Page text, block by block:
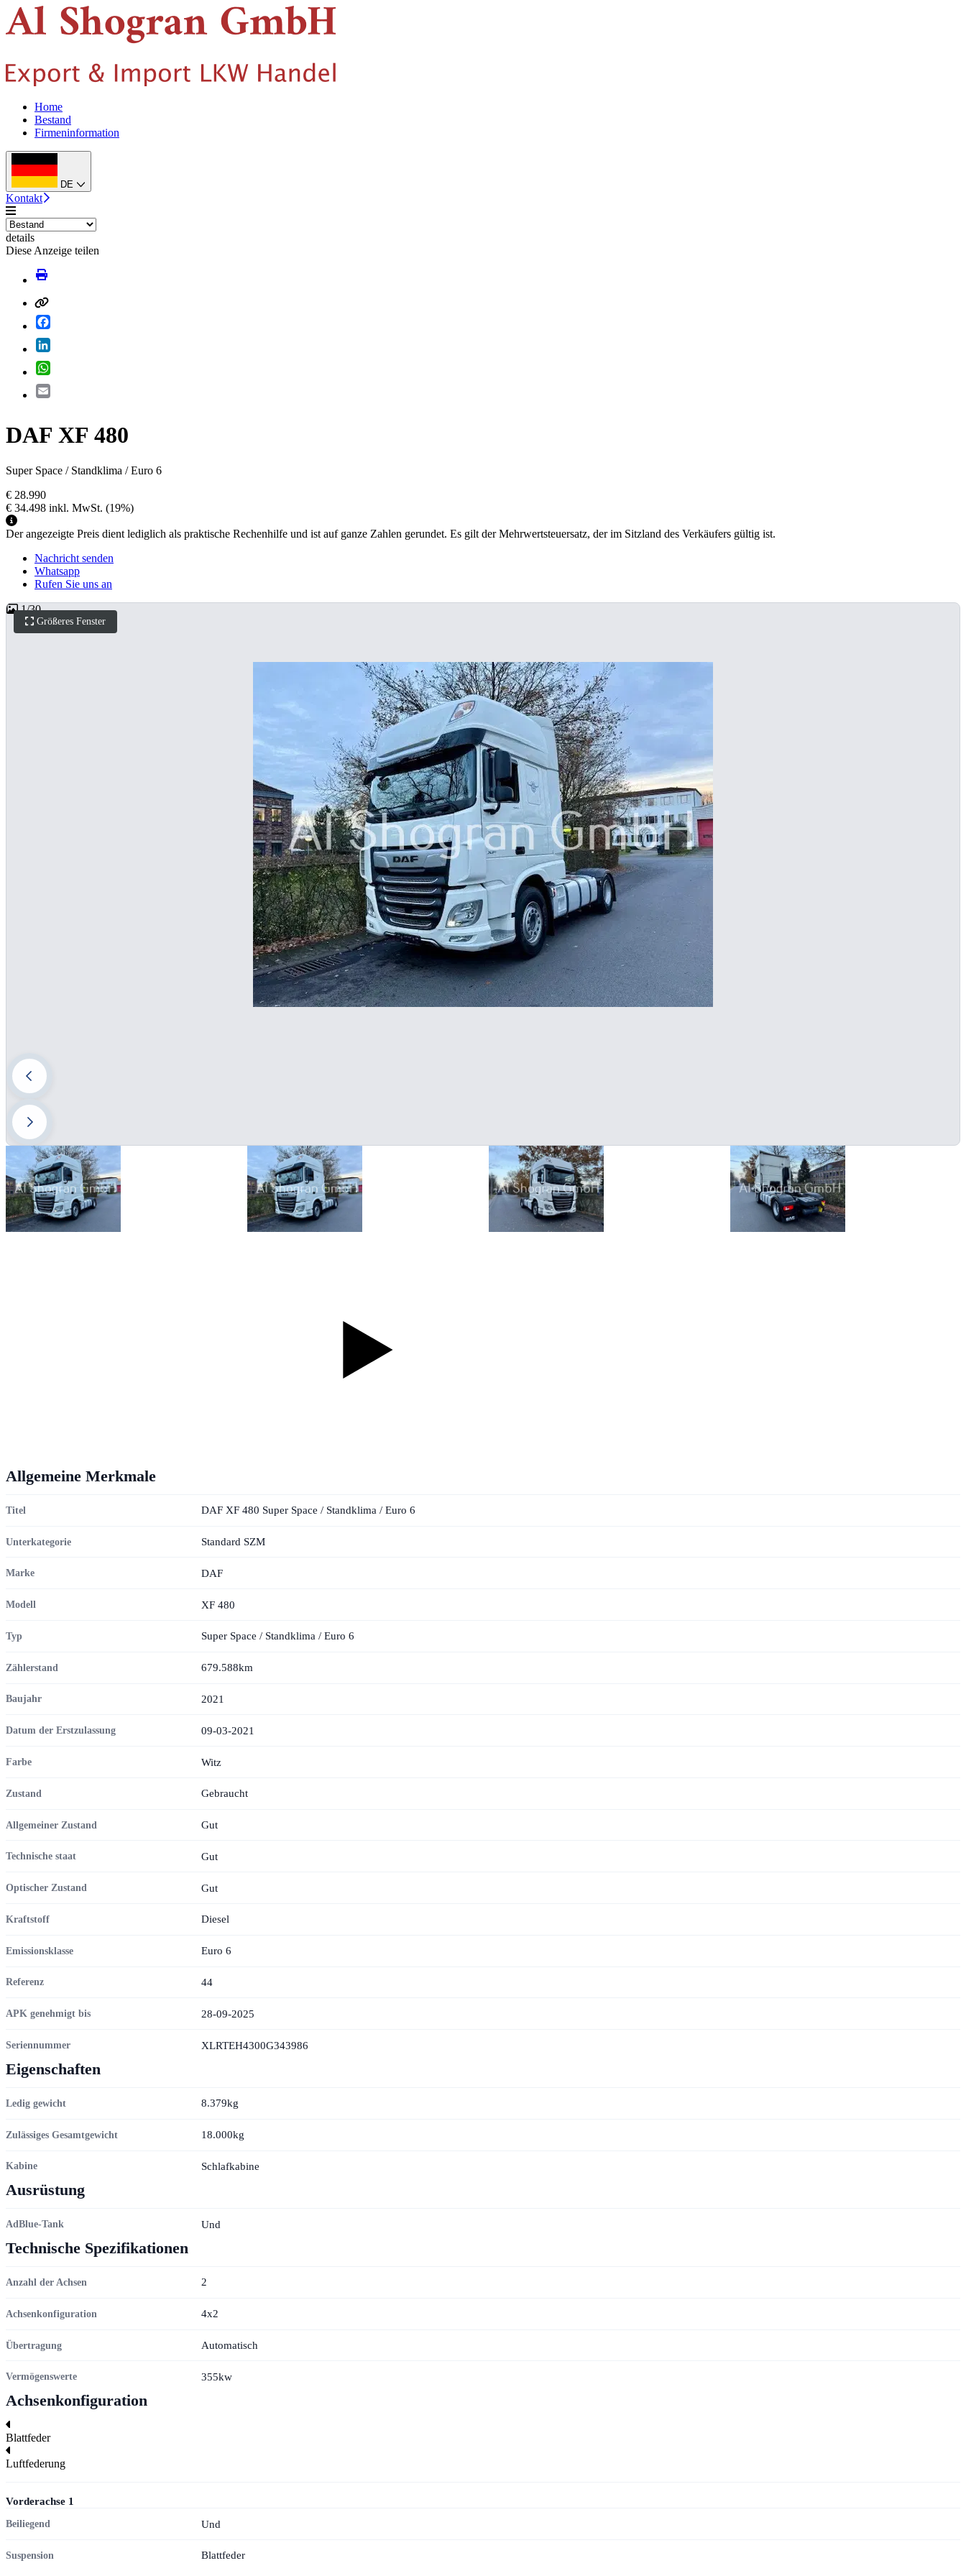
Home
Bestand
Firmeninformation
DE
Kontakt
details
Diese Anzeige teilen
DAF XF 480
Super Space / Standklima / Euro 6
€ 28.990
€ 34.498 inkl. MwSt. (19%)
Der angezeigte Preis dient lediglich als praktische Rechenhilfe und ist auf ganze Zahlen gerundet. Es gilt der Mehrwertsteuersatz, der im Sitzland des Verkäufers gültig ist.
Nachricht senden
Whatsapp
Rufen Sie uns an
Größeres Fenster
1/30
Allgemeine Merkmale
Titel DAF XF 480 Super Space / Standklima / Euro 6
Unterkategorie Standard SZM
Marke DAF
Modell XF 480
Typ Super Space / Standklima / Euro 6
Zählerstand 679.588km
Baujahr 2021
Datum der Erstzulassung 09-03-2021
Farbe Witz
Zustand Gebraucht
Allgemeiner Zustand Gut
Technische staat Gut
Optischer Zustand Gut
Kraftstoff Diesel
Emissionsklasse Euro 6
Referenz 44
APK genehmigt bis 28-09-2025
Seriennummer XLRTEH4300G343986
Eigenschaften
Ledig gewicht 8.379kg
Zulässiges Gesamtgewicht 18.000kg
Kabine Schlafkabine
Ausrüstung
AdBlue-Tank Und
Technische Spezifikationen
Anzahl der Achsen 2
Achsenkonfiguration 4x2
Übertragung Automatisch
Vermögenswerte 355kw
Achsenkonfiguration
Blattfeder
Luftfederung
Vorderachse 1
Beiliegend Und
Suspension Blattfeder